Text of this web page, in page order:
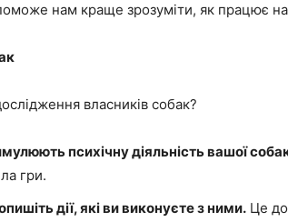
нам краще зрозуміти, як працює
власників собак?
психічну діяльність вашої
гри.
дії, які ви виконуєте з ними. Це